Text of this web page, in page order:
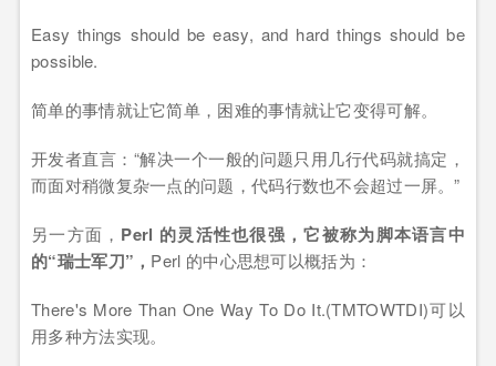
Easy things should be easy, and hard things should be
possible.
简单的事情就让它简单，困难的事情就让它变得可解。
开发者直言：“解决一个一般的问题只用几行代码就搞定，
而面对稍微复杂一点的问题，代码行数也不会超过一屏。”
另一方面， Perl 的灵活性也很强，它被称为脚本语言中
的“瑞士军刀”， Perl 的中心思想可以概括为：
There's More Than One Way To Do It.(TMTOWTDI)可以
用多种方法实现。